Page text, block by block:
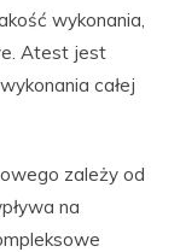
wykonania,
Atest jest
całej
zależy od
na